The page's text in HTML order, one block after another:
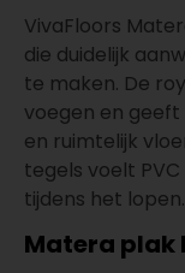
VivaFloors
die duidelijk
te maken. De
voegen en
en ruimtelijk
tegels voelt
tijdens het lopen.
Matera plak